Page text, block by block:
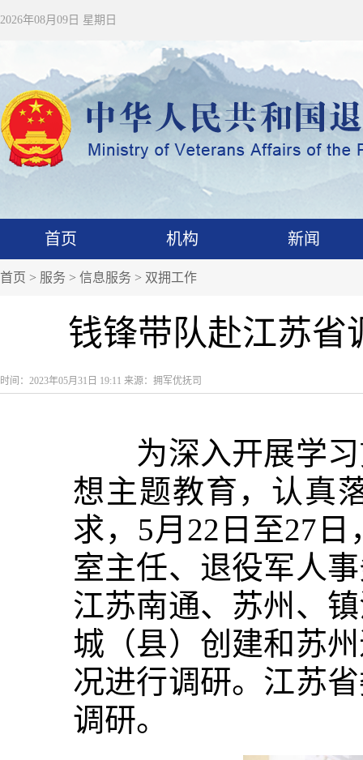
2026年08月09日 星期日
首页 机构 新闻
首页 > 服务 > 信息服务 > 双拥工作
钱锋带队赴江苏省
时间：2023年05月31日 19:11 来源：拥军优抚司
为深入开展学习
想主题教育，认真
求，5月22日至27
室主任、退役军人
江苏南通、苏州、
城（县）创建和苏
况进行调研。江苏
调研。